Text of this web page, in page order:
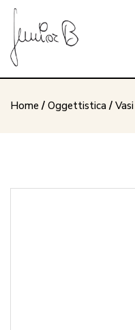
Home / Oggettistica/ Vasi